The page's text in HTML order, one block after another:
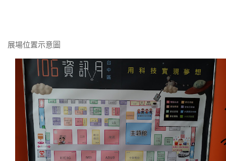
展場位置示意圖